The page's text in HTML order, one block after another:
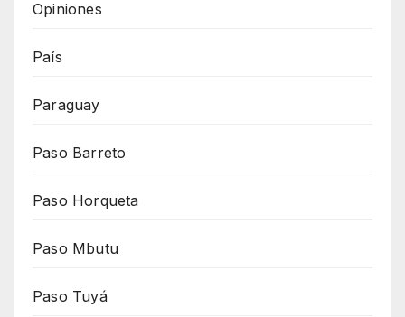
Opiniones
País
Paraguay
Paso Barreto
Paso Horqueta
Paso Mbutu
Paso Tuyá